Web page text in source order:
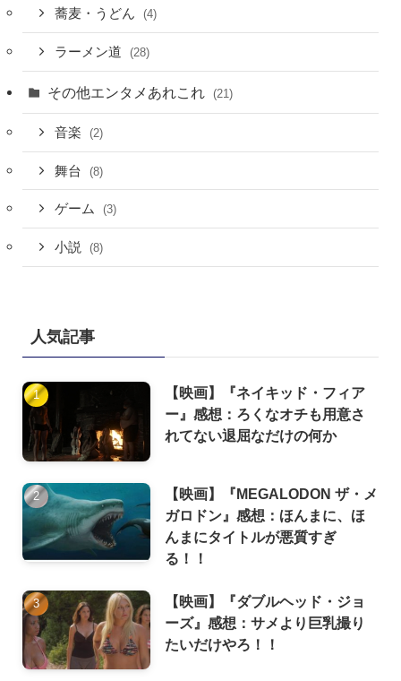
蕎麦・うどん (4)
ラーメン道 (28)
その他エンタメあれこれ (21)
音楽 (2)
舞台 (8)
ゲーム (3)
小説 (8)
人気記事
【映画】『ネイキッド・フィア
ー』感想：ろくなオチも用意さ
れてない退屈なだけの何か
【映画】『MEGALODON ザ・メ
ガロドン』感想：ほんまに、ほ
んまにタイトルが悪質すぎ
る！！
【映画】『ダブルヘッド・ジョ
ーズ』感想：サメより巨乳撮り
たいだけやろ！！